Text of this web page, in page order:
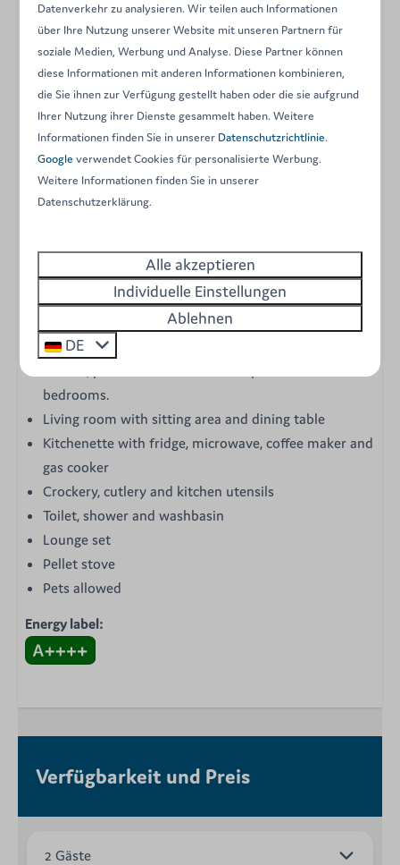
Enjoy your holiday in this modern, furnished tent for 6
people.
Fully equipped, this rental is located in the heart of our
family campsite. Ideal for a holiday with children. The
tents are located on spacious pitches without fences,
making it interesting for several families to stay next to
each other. The tent has 3 bedrooms. The master
bedroom has a double bed. The two toher bedrooms
Our Dreamer 49 tent for 6 people is equipped with:
Main bedroom with double bed (160x200cm)
Second bedroom & third room, 2 single beds.
bedrooms.
Living room with sitting area and dining table
Kitchenette with fridge, microwave, coffee maker and
gas cooker
Crockery, cutlery and kitchen utensils
Toilet, shower and washbasin
Lounge set
Pellet stove
Pets allowed
Energy label:
Verfügbarkeit und Preis
2 Gäste
Datenverkehr zu analysieren. Wir teilen auch Informationen
über Ihre Nutzung unserer Website mit unseren Partnern für
soziale Medien, Werbung und Analyse. Diese Partner können
diese Informationen mit anderen Informationen kombinieren,
die Sie ihnen zur Verfügung gestellt haben oder die sie aufgrund
Ihrer Nutzung ihrer Dienste gesammelt haben. Weitere
Informationen finden Sie in unserer Datenschutzrichtlinie.
Google verwendet Cookies für personalisierte Werbung.
Weitere Informationen finden Sie in unserer
Datenschutzerklärung.
Alle akzeptieren
Individuelle Einstellungen
Ablehnen
DE